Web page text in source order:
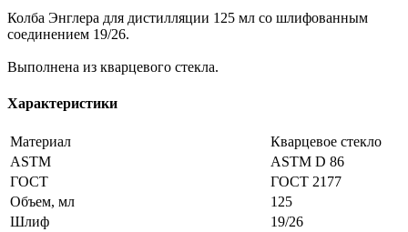
Колба Энглера для дистилляции 125 мл со шлифованным
соединением 19/26.
Выполнена из кварцевого стекла.
Характеристики
Материал
Кварцевое стекло
ASTM
ASTM D 86
ГОСТ
ГОСТ 2177
Объем, мл
125
Шлиф
19/26